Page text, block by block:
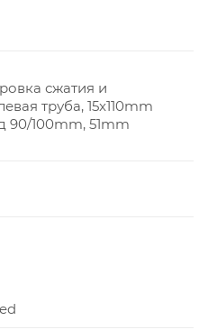
сжатия и
труба, 15x110mm
90/100mm, 51mm